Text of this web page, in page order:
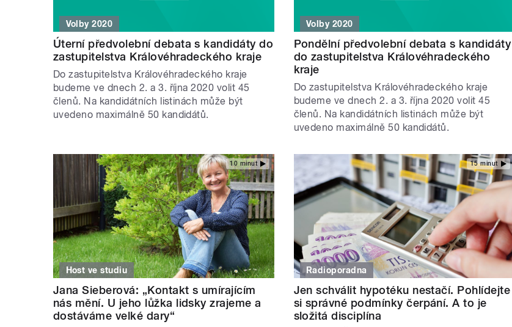
Volby 2020
Úterní předvolební debata s kandidáty do
zastupitelstva Královéhradeckého kraje
Do zastupitelstva Královéhradeckého kraje
budeme ve dnech 2. a 3. října 2020 volit 45
členů. Na kandidátních listinách může být
uvedeno maximálně 50 kandidátů.
Volby 2020
Pondělní předvolební debata s kandidáty
do zastupitelstva Královéhradeckého
kraje
Do zastupitelstva Královéhradeckého kraje
budeme ve dnech 2. a 3. října 2020 volit 45
členů. Na kandidátních listinách může být
uvedeno maximálně 50 kandidátů.
10 minut
Host ve studiu
Jana Sieberová: „Kontakt s umírajícím
nás mění. U jeho lůžka lidsky zrajeme a
dostáváme velké dary“
15 minut
Radioporadna
Jen schválit hypotéku nestačí. Pohlídejte
si správné podmínky čerpání. A to je
složitá disciplína